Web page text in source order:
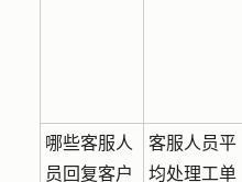
哪些客服人
员回复客户
客服人员平
均处理工单